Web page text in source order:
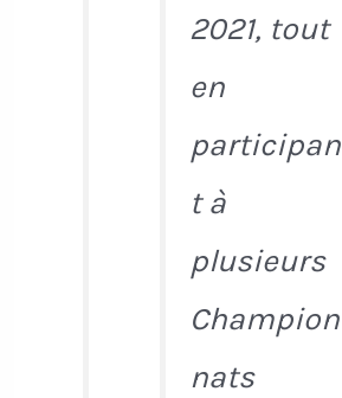
2021, tout
en
participan
t à
plusieurs
Champion
nats